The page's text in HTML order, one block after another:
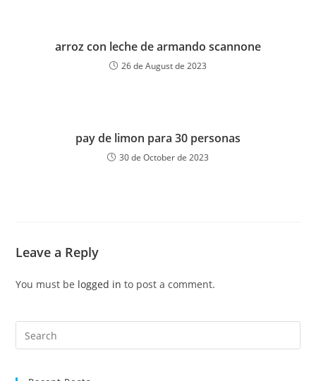
arroz con leche de armando scannone
26 de August de 2023
pay de limon para 30 personas
30 de October de 2023
Leave a Reply
You must be logged in to post a comment.